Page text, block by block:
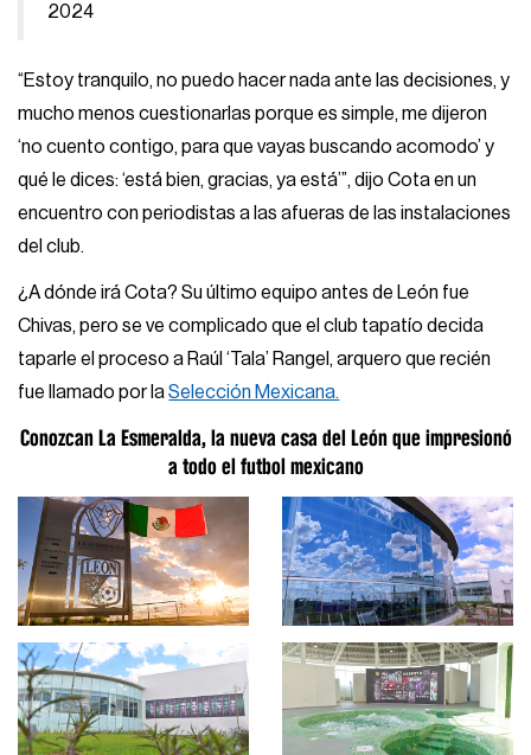
2024
“Estoy tranquilo, no puedo hacer nada ante las decisiones, y
mucho menos cuestionarlas porque es simple, me dijeron
‘no cuento contigo, para que vayas buscando acomodo’ y
qué le dices: ‘está bien, gracias, ya está’”, dijo Cota en un
encuentro con periodistas a las afueras de las instalaciones
del club.
¿A dónde irá Cota? Su último equipo antes de León fue
Chivas, pero se ve complicado que el club tapatío decida
taparle el proceso a Raúl ‘Tala’ Rangel, arquero que recién
fue llamado por laSelección Mexicana.
Conozcan La Esmeralda, la nueva casa del León que impresionó
a todo el futbol mexicano